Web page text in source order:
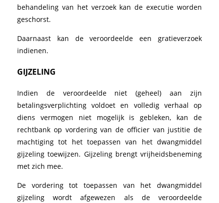
behandeling van het verzoek kan de executie worden
geschorst.
Daarnaast kan de veroordeelde een gratieverzoek
indienen.
GIJZELING
Indien de veroordeelde niet (geheel) aan zijn
betalingsverplichting voldoet en volledig verhaal op
diens vermogen niet mogelijk is gebleken, kan de
rechtbank op vordering van de officier van justitie de
machtiging tot het toepassen van het dwangmiddel
gijzeling toewijzen. Gijzeling brengt vrijheidsbeneming
met zich mee.
De vordering tot toepassen van het dwangmiddel
gijzeling wordt afgewezen als de veroordeelde